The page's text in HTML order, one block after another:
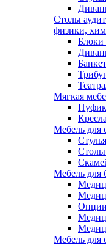
Столы
физики,
Блоки
Мягкая
Мебель для
Cтолы
Мебель для
Мебель для